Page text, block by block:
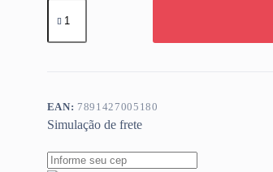
PARAF
ESCAPULA
17X50
EAN: 7891427005180
Simulação de frete